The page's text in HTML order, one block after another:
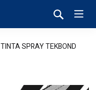
TINTA SPRAY TEKBOND